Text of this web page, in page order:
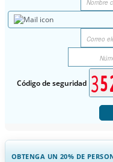
Código de seguridad
OBTENGA UN 20% DE